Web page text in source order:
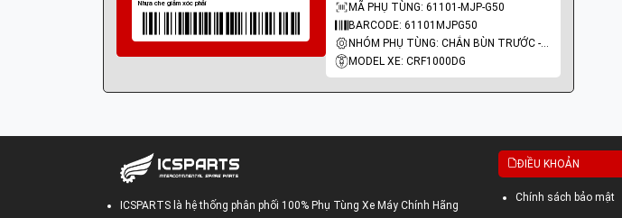
HONDA
GENUINE PARTS
MÃ PHỤ TÙNG: 61101-MJP-G50
BARCODE: 61101MJPG50
NHÓM PHỤ TÙNG: CHẮN BÙN TRƯỚC - DÈ TRƯỚC
MODEL XE: CRF1000DG
ICSPARTS là hệ thống phân phối 100% Phụ Tùng Xe Máy Chính Hãng
ĐIỀU KHOẢN
Chính sách bảo mật